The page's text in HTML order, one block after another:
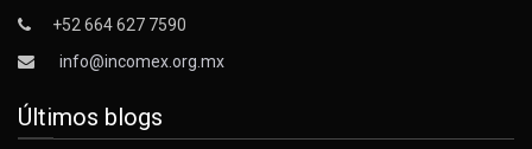
+52 664 627 7590
info@incomex.org.mx
Últimos blogs